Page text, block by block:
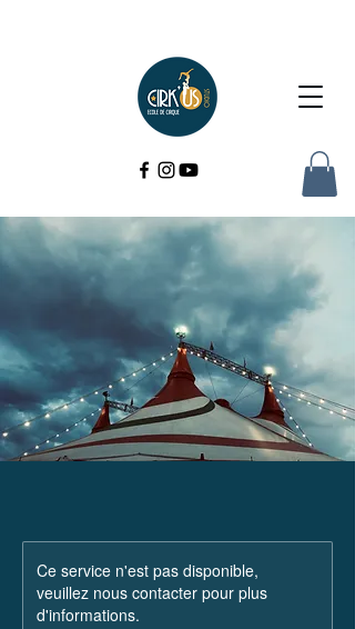
Ce service n'est pas disponible,
veuillez nous contacter pour plus
d'informations.